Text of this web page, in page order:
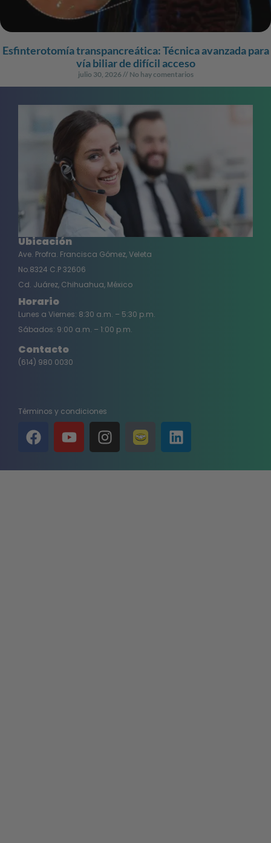
Esfinterotomía transpancreática: Técnica avanzada para
vía biliar de difícil acceso
julio 30, 2026 No hay comentarios
Ubicación
Ave. Profra. Francisca Gómez, Veleta
No.8324 C.P 32606
Cd. Juárez, Chihuahua, México
Horario
Lunes a Viernes: 8:30 a.m. – 5:30 p.m.
Sábados: 9:00 a.m. – 1:00 p.m.
Contacto
(614) 980 0030
Términos y condiciones